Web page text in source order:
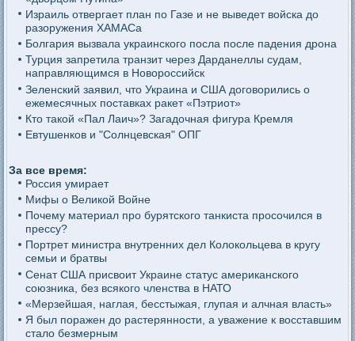
Израиль отвергает план по Газе и не выведет войска до
разоружения ХАМАСа
Болгария вызвала украинского посла после падения дрона
Турция запретила транзит через Дарданеллы судам,
направляющимся в Новороссийск
Зеленский заявил, что Украина и США договорились о
ежемесячных поставках ракет «Пэтриот»
Кто такой «Пал Лаич»? Загадочная фигура Кремля
Евтушенков и "Солнцевская" ОПГ
За все время:
Россия умирает
Мифы о Великой Войне
Почему материал про бурятского танкиста просочился в
прессу?
Портрет министра внутренних дел Колокольцева в кругу
семьи и братвы
Сенат США присвоит Украине статус американского
союзника, без всякого членства в НАТО
«Мерзейшая, наглая, бесстыжая, глупая и алчная власть»
Я был поражен до растерянности, а уважение к восставшим
стало безмерным